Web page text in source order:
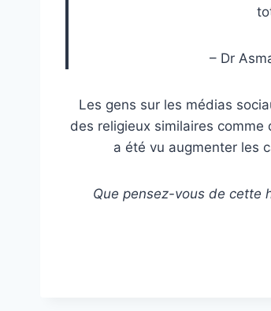
– Dr
Les gens sur les médias
des religieux similaires
a été vu augmenter les
Que pensez-vous de cette